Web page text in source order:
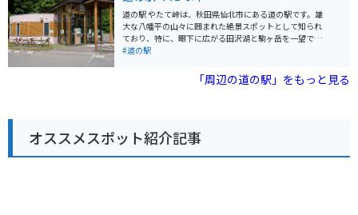
ので安心です。 周辺には、秋田杉の美林が続く「秋田杉
大材加工センター」や、地元の歴史や文化に触れられる
「たかのす伝承館」など、見どころも豊富です。また、
道の駅から少し足を延ばせば、ブナの原生林が広がる
道の駅 やたて峠は、秋田県仙北市にある道の駅です。雄
大な八幡平の山々に囲まれた絶景スポットとして知られ
ており、特に、眼下に広がる田沢湖と駒ヶ岳を一望でき
る展望台からの眺めは一見の価値ありです。 春には一面
紅葉と、四季折々の美しい風景を楽しむことができま
す。また、地元の特産品を販売するショップや、郷土料
め、天候の変化に注意し、防寒対策をしっかりとしてか
らお出かけください。周辺には、田沢湖や乳頭温泉な
ど、観光スポットも多数点在しているので、ツーリング
#道の駅
「周辺の道の駅」をもっと見る
オススメスポット紹介記事